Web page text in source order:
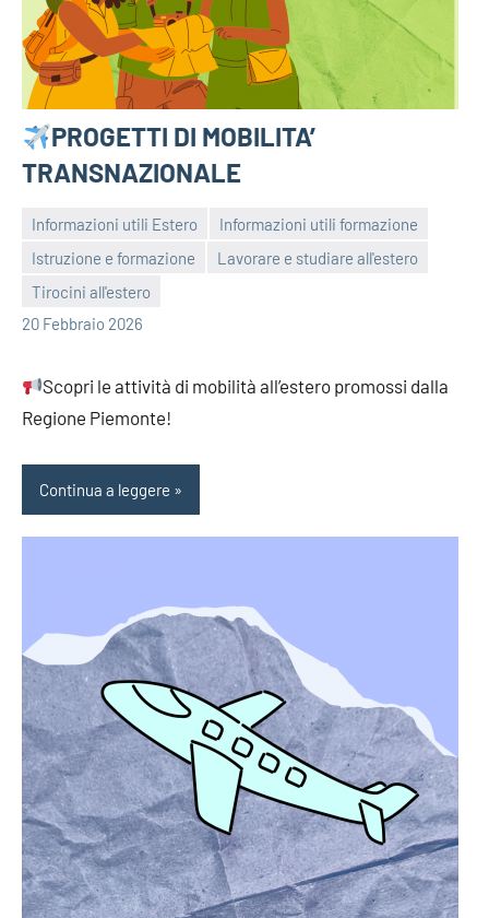
PROGETTI DI MOBILITA’
TRANSNAZIONALE
Informazioni utili Estero
Informazioni utili formazione
Istruzione e formazione
Lavorare e studiare all'estero
Tirocini all'estero
20 Febbraio 2026
bragiovani
Scopri le attività di mobilità all’estero promossi dalla
Regione Piemonte!
Continua a leggere